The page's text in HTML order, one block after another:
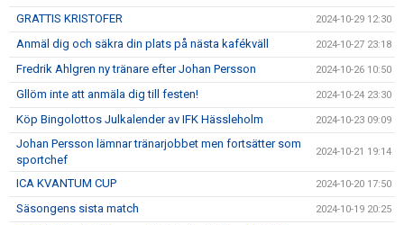
GRATTIS KRISTOFER 2024-10-29 12:30
Anmäl dig och säkra din plats på nästa kafékväll 2024-10-27 23:18
Fredrik Ahlgren ny tränare efter Johan Persson 2024-10-26 10:50
Gllöm inte att anmäla dig till festen! 2024-10-24 23:30
Köp Bingolottos Julkalender av IFK Hässleholm 2024-10-23 09:09
Johan Persson lämnar tränarjobbet men fortsätter som
sportchef
2024-10-21 19:14
ICA KVANTUM CUP 2024-10-20 17:50
Säsongens sista match 2024-10-19 20:25